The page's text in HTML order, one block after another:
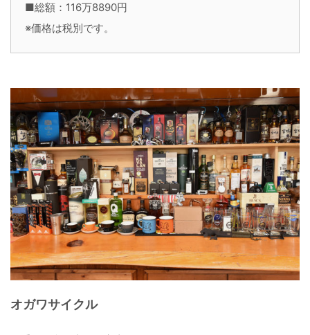
■総額：116万8890円
※価格は税別です。
オガワサイクル